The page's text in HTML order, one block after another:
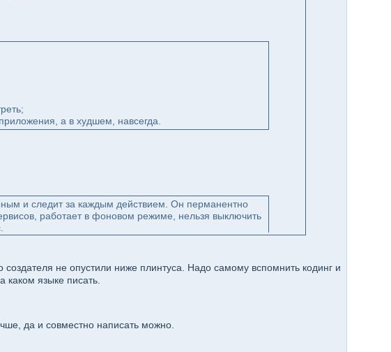
а в худшем, навсегда.
и следит за каждым действием. Он перманентно
работает в фоновом режиме, нельзя выключить
не опустили ниже плинтуса. Надо самому вспомнить кодинг и
языке писать.
да и совместно написать можно.